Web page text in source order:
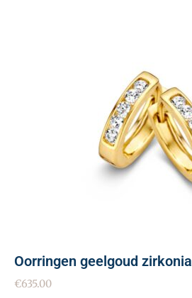
Oorringen geelgoud zirkonia
€635.00